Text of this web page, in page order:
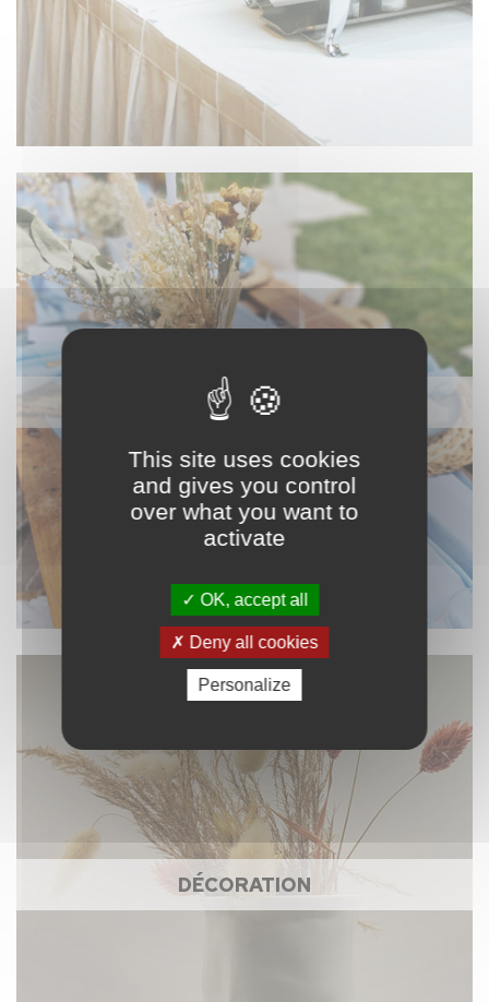
NAPPAGE ET TEXTILE
DÉCORATION
This site uses cookies
and gives you control
over what you want to
activate
OK, accept all
Deny all cookies
Personalize